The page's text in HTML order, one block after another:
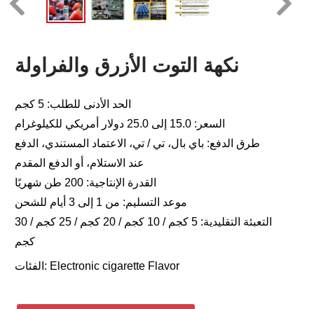
نكهة التوت الأزرق والفراولة
الحد الأدنى للطلب: 5 كجم
السعر: 15.0 إلى 25.0 دولار أمريكي للكيلوغرام
طرق الدفع: باي بال، تي / تي، الاعتماد المستندي، الدفع
عند الاستلام، أو الدفع المقدم
القدرة الإنتاجية: 200 طن شهريًا
موعد التسليم: من 1 إلى 3 أيام للشحن
التعبئة التقليدية: 5 كجم / 10 كجم / 20 كجم / 25 كجم / 30
كجم
الفئات: Electronic cigarette Flavor